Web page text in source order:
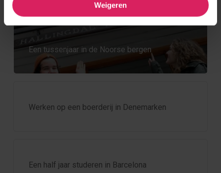
Weigeren
Een tussenjaar in de Noorse bergen
Werken op een boerderij in Denemarken
Een half jaar studeren in Barcelona